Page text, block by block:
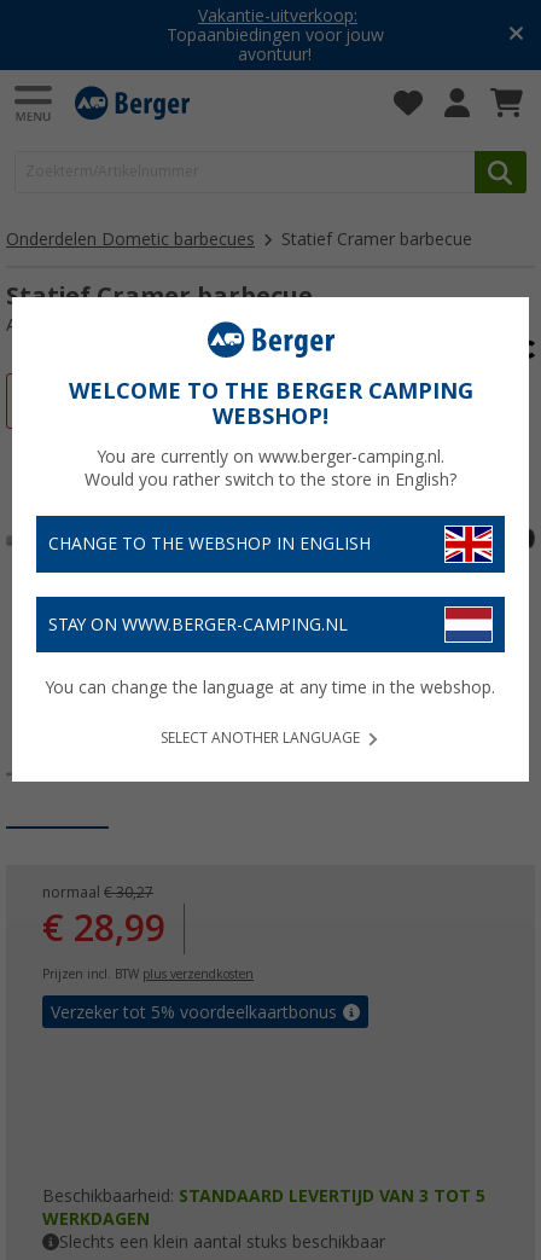
Vakantie-uitverkoop:
Topaanbiedingen voor jouw
avontuur!
Onderdelen Dometic barbecues Statief Cramer barbecue
Statief Cramer barbecue
Artikelnr: 115843
-4%
normaal € 30,27
€ 28,99
Prijzen incl. BTW plus verzendkosten
Verzeker tot 5% voordeelkaartbonus
Beschikbaarheid: STANDAARD LEVERTIJD VAN 3 TOT 5
WERKDAGEN
Slechts een klein aantal stuks beschikbaar
WELCOME TO THE BERGER CAMPING
WEBSHOP!
You are currently on www.berger-camping.nl.
Would you rather switch to the store in English?
CHANGE TO THE WEBSHOP IN ENGLISH
STAY ON WWW.BERGER-CAMPING.NL
You can change the language at any time in the webshop.
SELECT ANOTHER LANGUAGE